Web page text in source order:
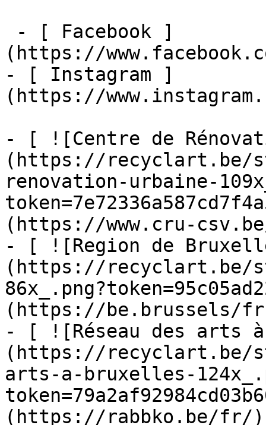
(https://
- [ Instagram ]
(https://
- [ ![Centre de
(https://recyclart.be/
renovation-urbaine-
(https://www.cru-
- [ ![Region de
(https://recyclart.be/
(https://be.brussels/
- [ ![Réseau des arts
(https://recyclart.be/
arts-a-bruxelles-
(https://rabbko.be/fr/)